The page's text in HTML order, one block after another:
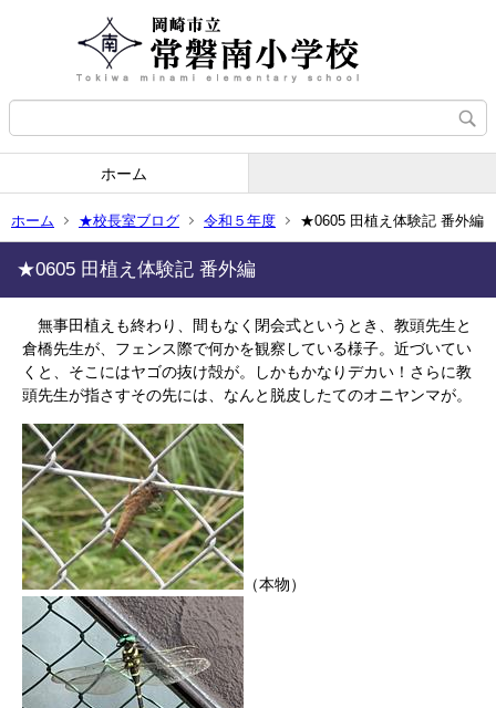
ホーム
ホーム ★校長室ブログ 令和５年度 ★0605 田植え体験記 番外編
★0605 田植え体験記 番外編
無事田植えも終わり、間もなく閉会式というとき、教頭先生と
倉橋先生が、フェンス際で何かを観察している様子。近づいてい
くと、そこにはヤゴの抜け殻が。しかもかなりデカい！さらに教
頭先生が指さすその先には、なんと脱皮したてのオニヤンマが。
（本物）